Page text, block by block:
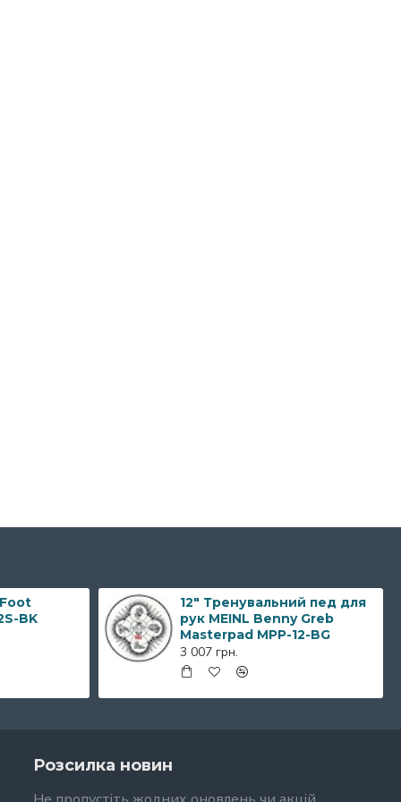
BK
12" Тренувальний пед для
рук MEINL Benny Greb
Masterpad MPP-12-BG
3 007 грн.
Розсилка новин